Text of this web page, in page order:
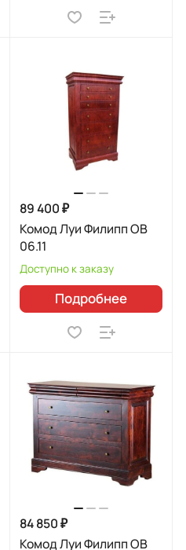
89 400 ₽
Комод Луи Филипп ОВ
06.11
Доступно к заказу
Подробнее
84 850 ₽
Комод Луи Филипп ОВ